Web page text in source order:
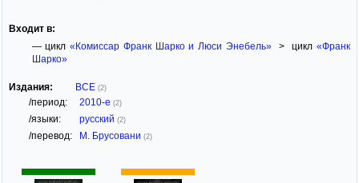
Входит в:
— цикл«Комиссар Франк Шарко и Люси Энебель»> цикл«Франк
Шарко»
Издания: ВСЕ (2)
/период: 2010-е (2)
/языки: русский (2)
/перевод: М. Брусовани (2)